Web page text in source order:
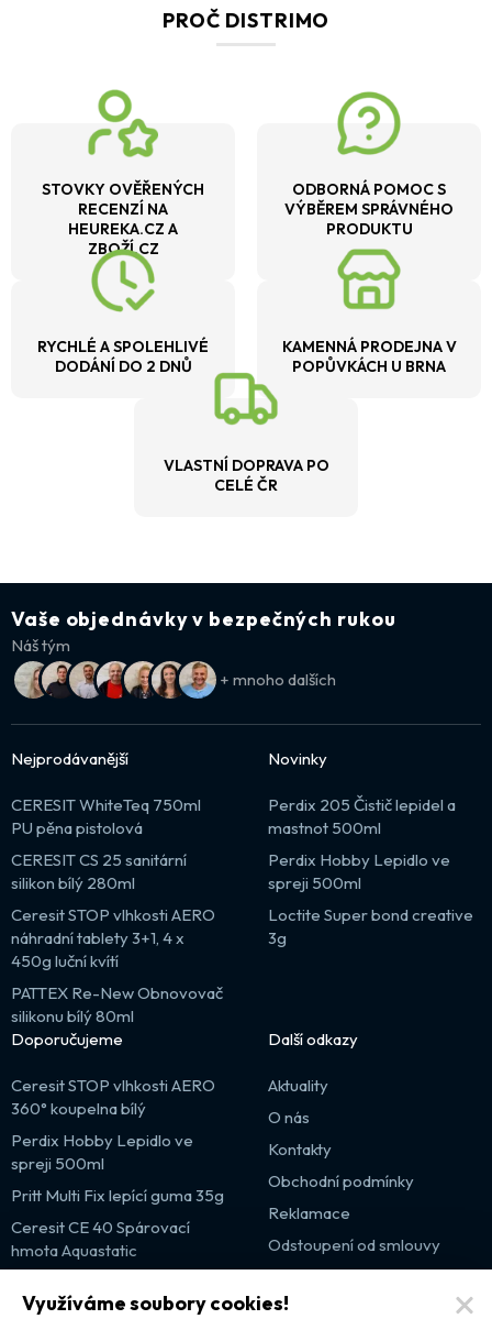
PROČ DISTRIMO
STOVKY OVĚŘENÝCH
RECENZÍ NA
HEUREKA.CZ A
ZBOŽÍ.CZ
ODBORNÁ POMOC S
VÝBĚREM SPRÁVNÉHO
PRODUKTU
RYCHLÉ A SPOLEHLIVÉ
DODÁNÍ DO 2 DNŮ
KAMENNÁ PRODEJNA V
POPŮVKÁCH U BRNA
VLASTNÍ DOPRAVA PO
CELÉ ČR
Vaše objednávky v bezpečných rukou
Náš tým
+ mnoho dalších
Nejprodávanější
CERESIT WhiteTeq 750ml
PU pěna pistolová
CERESIT CS 25 sanitární
silikon bílý 280ml
Ceresit STOP vlhkosti AERO
náhradní tablety 3+1, 4 x
450g luční kvítí
PATTEX Re-New Obnovovač
silikonu bílý 80ml
Novinky
Perdix 205 Čistič lepidel a
mastnot 500ml
Perdix Hobby Lepidlo ve
spreji 500ml
Loctite Super bond creative
3g
Doporučujeme
Ceresit STOP vlhkosti AERO
360° koupelna bílý
Perdix Hobby Lepidlo ve
spreji 500ml
Pritt Multi Fix lepící guma 35g
Ceresit CE 40 Spárovací
hmota Aquastatic
Další odkazy
Aktuality
O nás
Kontakty
Obchodní podmínky
Reklamace
Odstoupení od smlouvy
Výprodej
Využíváme soubory cookies!